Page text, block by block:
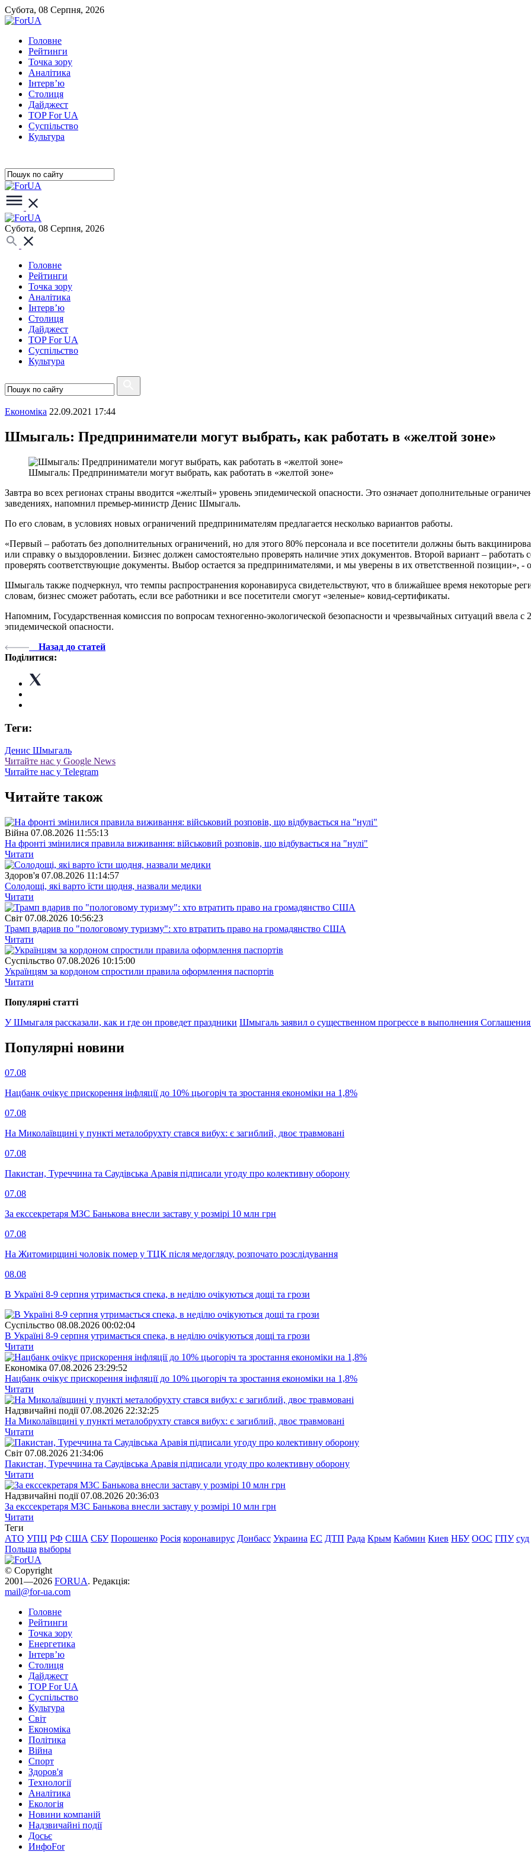
Субота, 08 Серпня, 2026
Головне
Рейтинги
Точка зору
Аналітика
Інтерв’ю
Столиця
Дайджест
TOP For UA
Суспiльство
Культура
Субота, 08 Серпня, 2026
Головне
Рейтинги
Точка зору
Аналітика
Інтерв’ю
Столиця
Дайджест
TOP For UA
Суспiльство
Культура
Економіка 22.09.2021 17:44
Шмыгаль: Предприниматели могут выбрать, как работать в «желтой зоне»
Шмыгаль: Предприниматели могут выбрать, как работать в «желтой зоне»
Завтра во всех регионах страны вводится «желтый» уровень эпидемической опасности. Это означает дополнительные
заведениях, напомнил премьер-министр Денис Шмыгаль.
По его словам, в условиях новых ограничений предпринимателям предлагается несколько вариантов работы.
«Первый – работать без дополнительных ограничений, но для этого 80% персонала и все посетители должны быть
или справку о выздоровлении. Бизнес должен самостоятельно проверять наличие этих документов. Второй вариант –
проверять соответствующие документы. Выбор остается за предпринимателями, и мы уверены в их ответственной позиции», -
Шмыгаль также подчеркнул, что темпы распространения коронавируса свидетельствуют, что в ближайшее время некоторые
словам, бизнес сможет работать, если все работники и все посетители смогут «зеленые» ковид-сертификаты.
Напомним, Государственная комиссия по вопросам техногенно-экологической безопасности и чрезвычайных ситуаций ввела с
эпидемической опасности.
Назад до статей
Поділитися:
Теги:
Денис Шмыгаль
Читайте нас у Google News
Читайте нас у Telegram
Читайте також
Війна 07.08.2026 11:55:13
На фронті змінилися правила виживання: військовий розповів, що відбувається на "нулі"
Читати
Здоров'я 07.08.2026 11:14:57
Солодощі, які варто їсти щодня, назвали медики
Читати
Свiт 07.08.2026 10:56:23
Трамп вдарив по "пологовому туризму": хто втратить право на громадянство США
Читати
Суспiльство 07.08.2026 10:15:00
Українцям за кордоном спростили правила оформлення паспортів
Читати
Популярнi статтi
У Шмыгаля рассказали, как и где он проведет праздники Шмыгаль заявил о существенном прогрессе в выполнения
Популярнi новини
07.08
Нацбанк очікує прискорення інфляції до 10% цьогоріч та зростання економіки на 1,8%
07.08
На Миколаївщині у пункті металобрухту стався вибух: є загиблий, двоє травмовані
07.08
Пакистан, Туреччина та Саудівська Аравія підписали угоду про колективну оборону
07.08
За екссекретаря МЗС Банькова внесли заставу у розмірі 10 млн грн
07.08
На Житомирщині чоловік помер у ТЦК після медогляду, розпочато розслідування
08.08
В Україні 8-9 серпня утримається спека, в неділю очікуються дощі та грози
Суспiльство 08.08.2026 00:02:04
В Україні 8-9 серпня утримається спека, в неділю очікуються дощі та грози
Читати
Економіка 07.08.2026 23:29:52
Нацбанк очікує прискорення інфляції до 10% цьогоріч та зростання економіки на 1,8%
Читати
Надзвичайні події 07.08.2026 22:32:25
На Миколаївщині у пункті металобрухту стався вибух: є загиблий, двоє травмовані
Читати
Свiт 07.08.2026 21:34:06
Пакистан, Туреччина та Саудівська Аравія підписали угоду про колективну оборону
Читати
Надзвичайні події 07.08.2026 20:36:03
За екссекретаря МЗС Банькова внесли заставу у розмірі 10 млн грн
Читати
Теги
АТО УПЦ РФ США СБУ Порошенко Росія коронавирус Донбасс Украина ЕС ДТП Рада Крым Кабмин Киев НБУ ООС ГПУ суд
Польша выборы
© Copyright
2001—2026 FORUA. Редакція:
mail@for-ua.com
Головне
Рейтинги
Точка зору
Енергетика
Інтерв’ю
Столиця
Дайджест
TOP For UA
Суспiльство
Культура
Світ
Економіка
Політика
Війна
Спорт
Здоров'я
Технології
Аналітика
Екологія
Новини компаній
Надзвичайні події
Досьє
ИнфоFor